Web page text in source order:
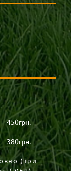
450грн.
380грн.
(при